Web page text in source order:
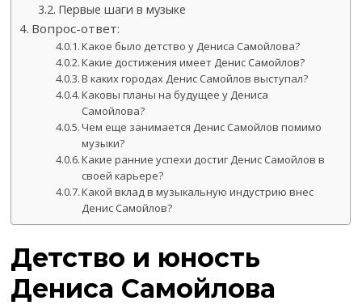
Первые шаги в музыке
Вопрос-ответ:
Какое было детство у Дениса Самойлова?
Какие достижения имеет Денис Самойлов?
В каких городах Денис Самойлов выступал?
Каковы планы на будущее у Дениса
Самойлова?
Чем еще занимается Денис Самойлов помимо
музыки?
Какие ранние успехи достиг Денис Самойлов в
своей карьере?
Какой вклад в музыкальную индустрию внес
Денис Самойлов?
Детство и юность
Дениса Самойлова